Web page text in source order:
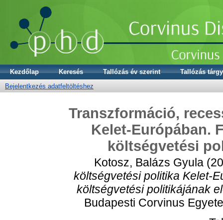
Kezdőlap Keresés Tallózás év szerint
Tallózás
Bejelentkezés adatfeltöltéshez
Transzformáció,
Kelet-Európában.
költségvetési
Kotosz, Balázs Gyula
költségvetési politika Kelet-
költségvetési politikájának
Budapesti Corvinus